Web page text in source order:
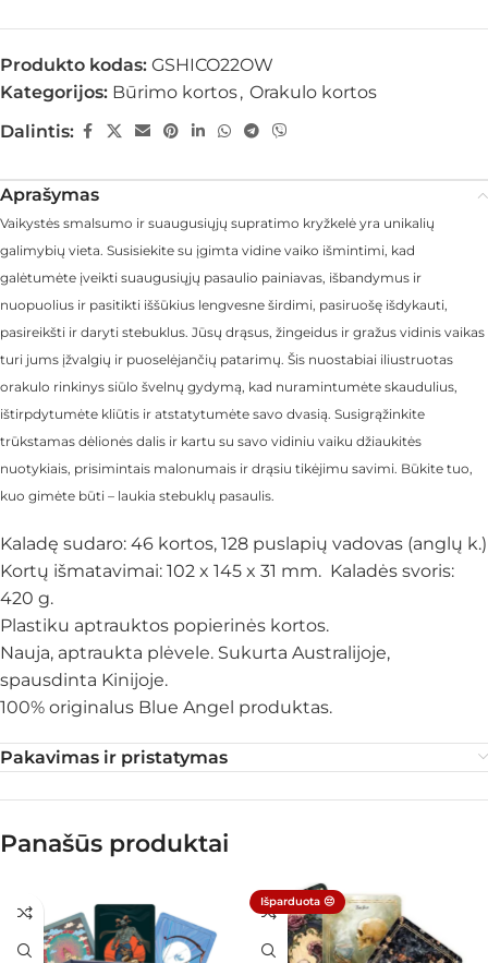
Produkto kodas: GSHICO22OW
Kategorijos: Būrimo kortos, Orakulo kortos
Dalintis:
Aprašymas
Vaikystės smalsumo ir suaugusiųjų supratimo kryžkelė yra unikalių
galimybių vieta. Susisiekite su įgimta vidine vaiko išmintimi, kad
galėtumėte įveikti suaugusiųjų pasaulio painiavas, išbandymus ir
nuopuolius ir pasitikti iššūkius lengvesne širdimi, pasiruošę išdykauti,
pasireikšti ir daryti stebuklus. Jūsų drąsus, žingeidus ir gražus vidinis vaikas
turi jums įžvalgių ir puoselėjančių patarimų. Šis nuostabiai iliustruotas
orakulo rinkinys siūlo švelnų gydymą, kad nuramintumėte skaudulius,
ištirpdytumėte kliūtis ir atstatytumėte savo dvasią. Susigrąžinkite
trūkstamas dėlionės dalis ir kartu su savo vidiniu vaiku džiaukitės
nuotykiais, prisimintais malonumais ir drąsiu tikėjimu savimi. Būkite tuo,
kuo gimėte būti – laukia stebuklų pasaulis.
Kaladę sudaro: 46 kortos, 128 puslapių vadovas (anglų k.)
Kortų išmatavimai: 102 x 145 x 31 mm. Kaladės svoris:
420 g.
Plastiku aptrauktos popierinės kortos.
Nauja, aptraukta plėvele. Sukurta Australijoje,
spausdinta Kinijoje.
100% originalus Blue Angel produktas.
Pakavimas ir pristatymas
Panašūs produktai
Išparduota 😔